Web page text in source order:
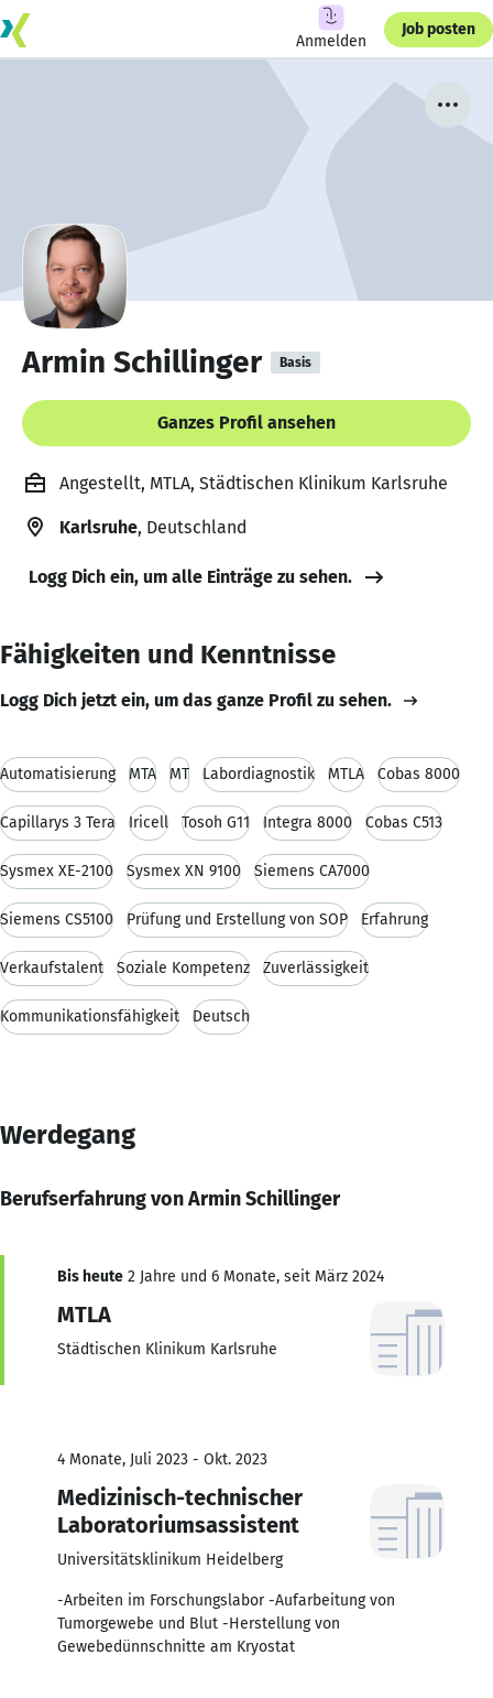
Anmelden
Job posten
Armin Schillinger Basis
Ganzes Profil ansehen
Angestellt, MTLA, Städtischen Klinikum Karlsruhe
Karlsruhe, Deutschland
Logg Dich ein, um alle Einträge zu sehen.
Fähigkeiten und Kenntnisse
Logg Dich jetzt ein, um das ganze Profil zu sehen.
Automatisierung MTA MT Labordiagnostik MTLA Cobas 8000
Capillarys 3 Tera Iricell Tosoh G11 Integra 8000 Cobas C513
Sysmex XE-2100 Sysmex XN 9100 Siemens CA7000
Siemens CS5100 Prüfung und Erstellung von SOP Erfahrung
Verkaufstalent Soziale Kompetenz Zuverlässigkeit
Kommunikationsfähigkeit Deutsch
Werdegang
Berufserfahrung von Armin Schillinger
Bis heute 2 Jahre und 6 Monate, seit März 2024
MTLA
Städtischen Klinikum Karlsruhe
4 Monate, Juli 2023 - Okt. 2023
Medizinisch-technischer
Laboratoriumsassistent
Universitätsklinikum Heidelberg
-Arbeiten im Forschungslabor -Aufarbeitung von
Tumorgewebe und Blut -Herstellung von
Gewebedünnschnitte am Kryostat